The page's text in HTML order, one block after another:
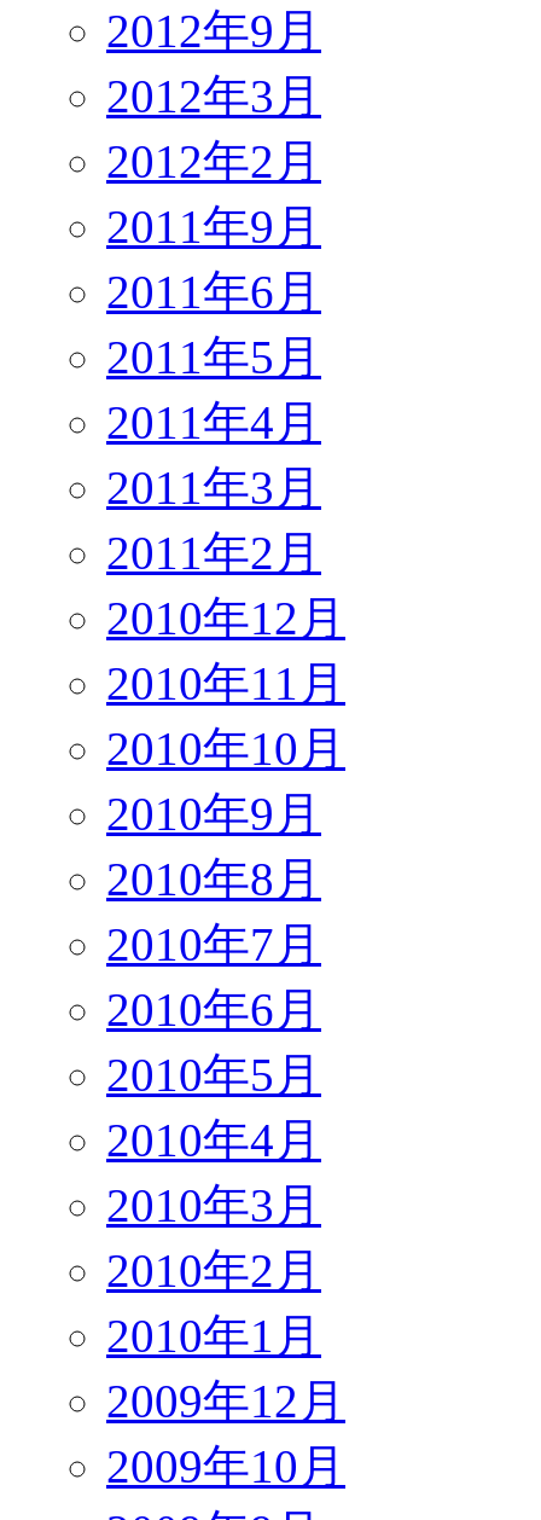
2012年9月
2012年3月
2012年2月
2011年9月
2011年6月
2011年5月
2011年4月
2011年3月
2011年2月
2010年12月
2010年11月
2010年10月
2010年9月
2010年8月
2010年7月
2010年6月
2010年5月
2010年4月
2010年3月
2010年2月
2010年1月
2009年12月
2009年10月